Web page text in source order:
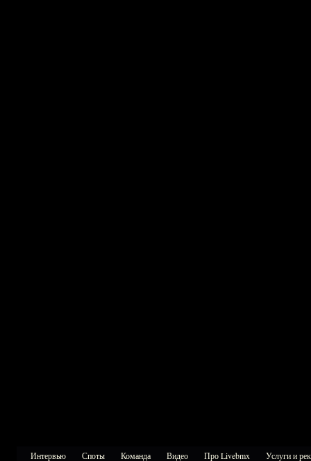
Интервью Споты Команда Видео Про Livebmx Услуги и